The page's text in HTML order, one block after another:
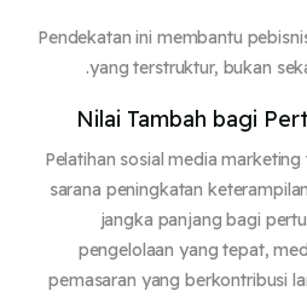
Pendekatan ini membantu
yang terstruktur, bukan
Nilai Tambah bagi
Pelatihan sosial media
sarana peningkatan
jangka panjang bagi
pengelolaan yang tepat,
pemasaran yang